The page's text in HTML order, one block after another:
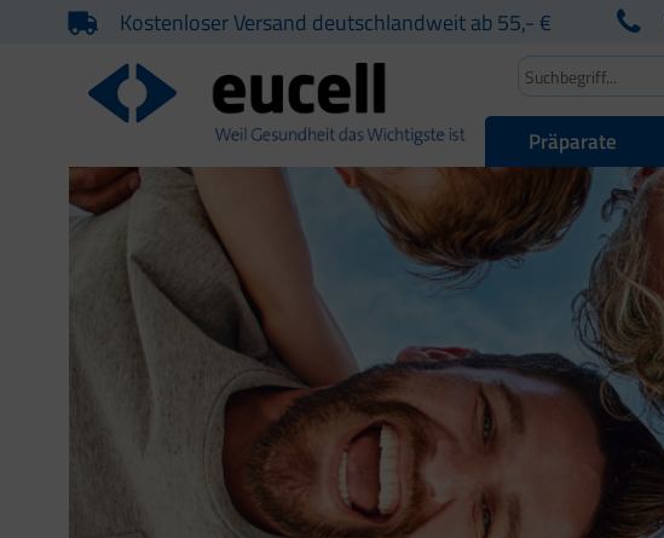
Kostenloser Versand deutschlandweit ab 55,- €
Präparate